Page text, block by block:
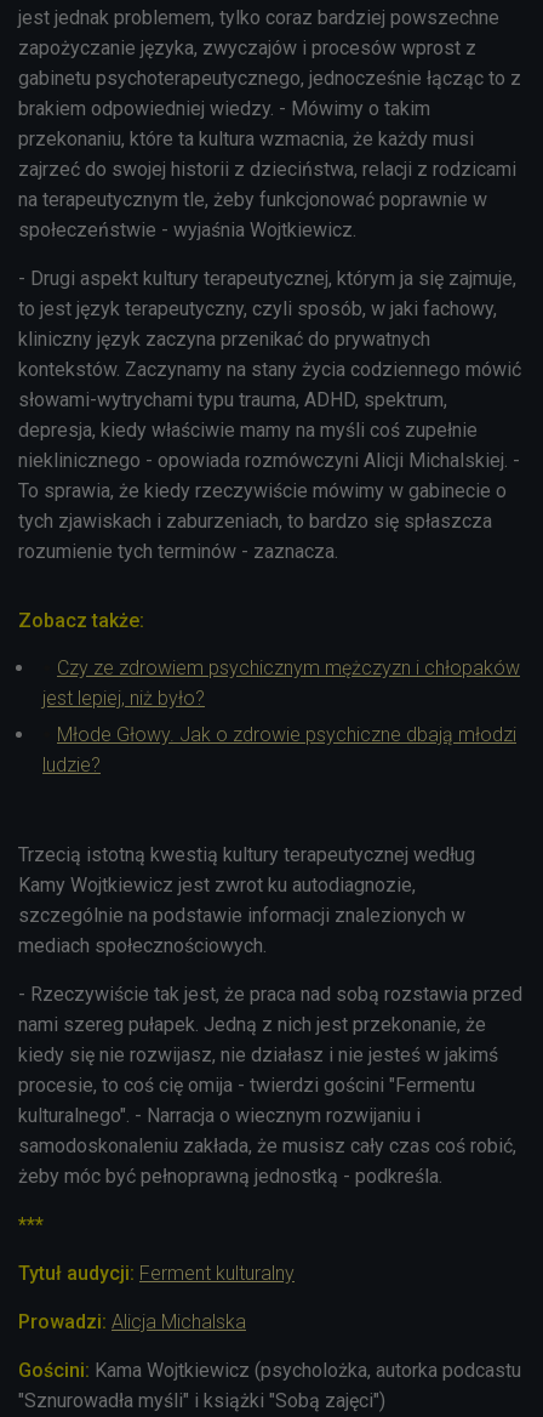
jest jednak problemem, tylko coraz bardziej powszechne
zapożyczanie języka, zwyczajów i procesów wprost z
gabinetu psychoterapeutycznego, jednocześnie łącząc to z
brakiem odpowiedniej wiedzy. - Mówimy o takim
przekonaniu, które ta kultura wzmacnia, że każdy musi
zajrzeć do swojej historii z dzieciństwa, relacji z rodzicami
na terapeutycznym tle, żeby funkcjonować poprawnie w
społeczeństwie - wyjaśnia Wojtkiewicz.
- Drugi aspekt kultury terapeutycznej, którym ja się zajmuje,
to jest język terapeutyczny, czyli sposób, w jaki fachowy,
kliniczny język zaczyna przenikać do prywatnych
kontekstów. Zaczynamy na stany życia codziennego mówić
słowami-wytrychami typu trauma, ADHD, spektrum,
depresja, kiedy właściwie mamy na myśli coś zupełnie
nieklinicznego - opowiada rozmówczyni Alicji Michalskiej. -
To sprawia, że kiedy rzeczywiście mówimy w gabinecie o
tych zjawiskach i zaburzeniach, to bardzo się spłaszcza
rozumienie tych terminów - zaznacza.
Zobacz także:
Czy ze zdrowiem psychicznym mężczyzn i chłopaków
jest lepiej, niż było?
Młode Głowy. Jak o zdrowie psychiczne dbają młodzi
ludzie?
Trzecią istotną kwestią kultury terapeutycznej według
Kamy Wojtkiewicz jest zwrot ku autodiagnozie,
szczególnie na podstawie informacji znalezionych w
mediach społecznościowych.
- Rzeczywiście tak jest, że praca nad sobą rozstawia przed
nami szereg pułapek. Jedną z nich jest przekonanie, że
kiedy się nie rozwijasz, nie działasz i nie jesteś w jakimś
procesie, to coś cię omija - twierdzi gościni "Fermentu
kulturalnego". - Narracja o wiecznym rozwijaniu i
samodoskonaleniu zakłada, że musisz cały czas coś robić,
żeby móc być pełnoprawną jednostką - podkreśla.
***
Tytuł audycji: Ferment kulturalny
Prowadzi: Alicja Michalska
Gościni: Kama Wojtkiewicz (psycholożka, autorka podcastu
"Sznurowadła myśli" i książki "Sobą zajęci")